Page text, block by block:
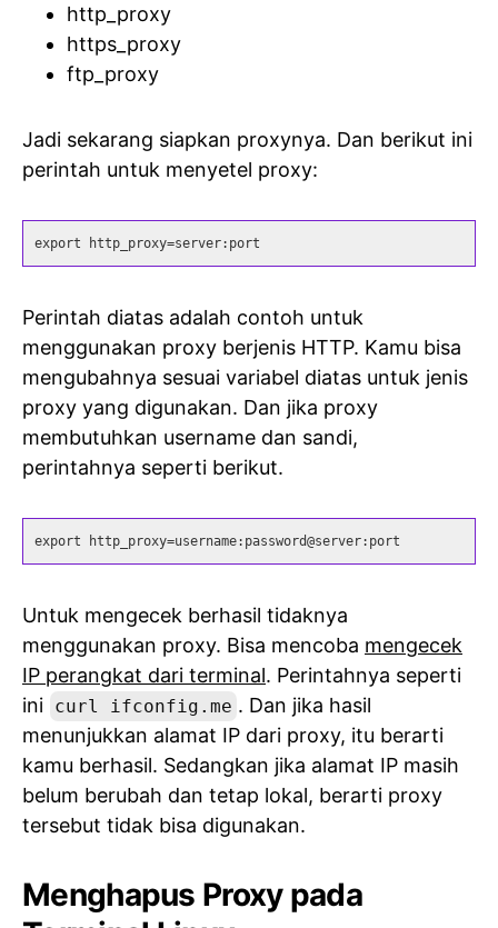
http_proxy
https_proxy
ftp_proxy
Jadi sekarang siapkan proxynya. Dan berikut ini
perintah untuk menyetel proxy:
export http_proxy=server:port
Perintah diatas adalah contoh untuk
menggunakan proxy berjenis HTTP. Kamu bisa
mengubahnya sesuai variabel diatas untuk jenis
proxy yang digunakan. Dan jika proxy
membutuhkan username dan sandi,
perintahnya seperti berikut.
export http_proxy=username:password@server:port
Untuk mengecek berhasil tidaknya
menggunakan proxy. Bisa mencoba mengecek
IP perangkat dari terminal. Perintahnya seperti
ini curl ifconfig.me . Dan jika hasil
menunjukkan alamat IP dari proxy, itu berarti
kamu berhasil. Sedangkan jika alamat IP masih
belum berubah dan tetap lokal, berarti proxy
tersebut tidak bisa digunakan.
Menghapus Proxy pada